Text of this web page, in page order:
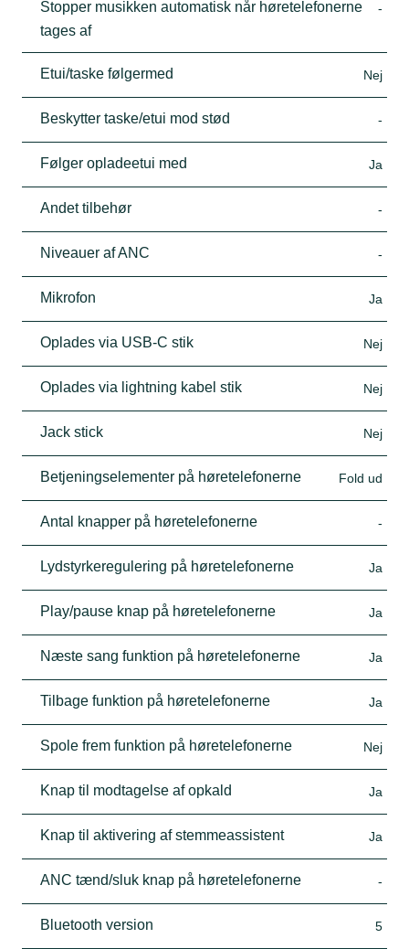
Stopper musikken automatisk når høretelefonerne
tages af
-
Etui/taske følgermed Nej
Beskytter taske/etui mod stød -
Følger opladeetui med Ja
Andet tilbehør -
Niveauer af ANC -
Mikrofon Ja
Oplades via USB-C stik Nej
Oplades via lightning kabel stik Nej
Jack stick Nej
Betjeningselementer på høretelefonerne Fold ud
Antal knapper på høretelefonerne -
Lydstyrkeregulering på høretelefonerne Ja
Play/pause knap på høretelefonerne Ja
Næste sang funktion på høretelefonerne Ja
Tilbage funktion på høretelefonerne Ja
Spole frem funktion på høretelefonerne Nej
Knap til modtagelse af opkald Ja
Knap til aktivering af stemmeassistent Ja
ANC tænd/sluk knap på høretelefonerne -
Bluetooth version 5